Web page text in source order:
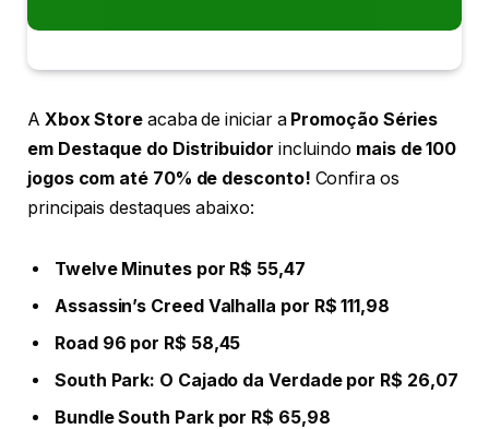
A Xbox Store acaba de iniciar a Promoção Séries
em Destaque do Distribuidor incluindo mais de 100
jogos com até 70% de desconto! Confira os
principais destaques abaixo:
Twelve Minutes por R$ 55,47
Assassin’s Creed Valhalla por R$ 111,98
Road 96 por R$ 58,45
South Park: O Cajado da Verdade por R$ 26,07
Bundle South Park por R$ 65,98